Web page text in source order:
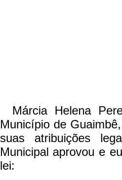
Márcia Helena
Município de
suas atribuições
Municipal aprovou e
lei: